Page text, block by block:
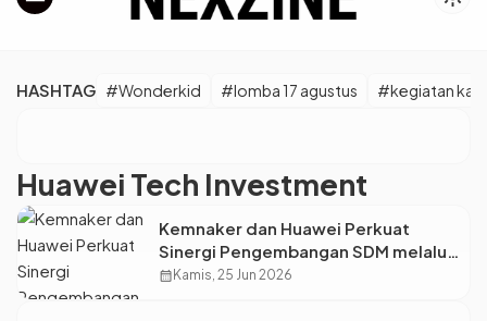
HASHTAG #Wonderkid #lomba 17 agustus #kegiatan
Huawei Tech Investment
Kemnaker dan Huawei Perkuat
Sinergi Pengembangan SDM melalui
Pendidikan Vokasi dan Industri
calendar_month Kamis, 25 Jun 2026